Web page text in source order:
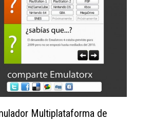
Multiplataforma de